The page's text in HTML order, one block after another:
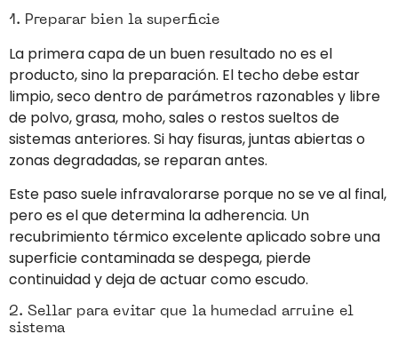
1. Preparar bien la superficie
La primera capa de un buen resultado no es el
producto, sino la preparación. El techo debe estar
limpio, seco dentro de parámetros razonables y libre
de polvo, grasa, moho, sales o restos sueltos de
sistemas anteriores. Si hay fisuras, juntas abiertas o
zonas degradadas, se reparan antes.
Este paso suele infravalorarse porque no se ve al final,
pero es el que determina la adherencia. Un
recubrimiento térmico excelente aplicado sobre una
superficie contaminada se despega, pierde
continuidad y deja de actuar como escudo.
2. Sellar para evitar que la humedad arruine el
sistema